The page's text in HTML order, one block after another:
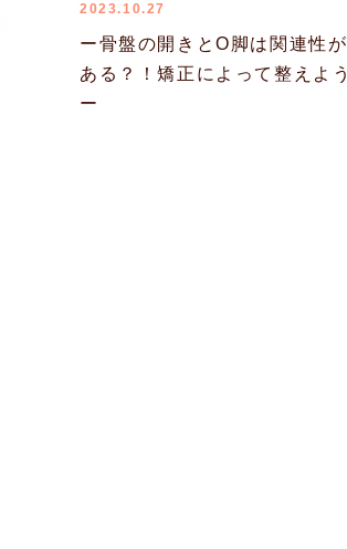
2023.10.27
ー骨盤の開きとO脚は関連性が
ある？！矯正によって整えよう
ー